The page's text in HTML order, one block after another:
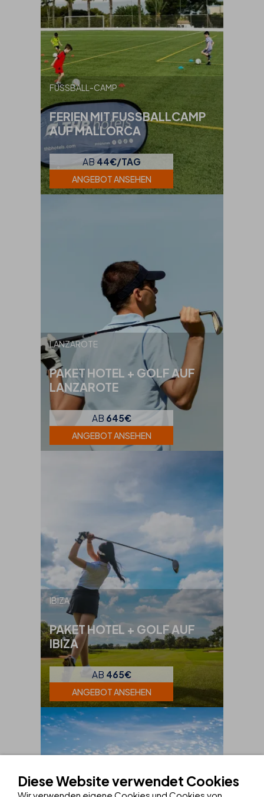
FUSSBALL-CAMP
FERIEN MIT FUSSBALLCAMP
AUF MALLORCA
AB 44€/TAG
ANGEBOT ANSEHEN
LANZAROTE
PAKET HOTEL + GOLF AUF
LANZAROTE
AB 645€
ANGEBOT ANSEHEN
IBIZA
PAKET HOTEL + GOLF AUF
IBIZA
AB 465€
ANGEBOT ANSEHEN
Diese Website verwendet Cookies